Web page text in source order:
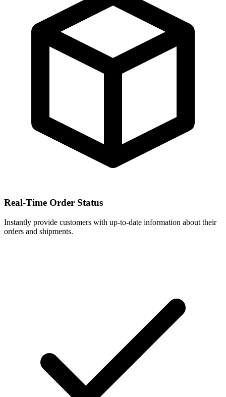
Real-Time Order Status
Instantly provide customers with up-to-date information about their
orders and shipments.